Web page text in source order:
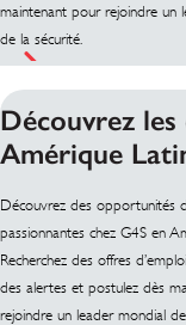
maintenant pour rejoindre un
de la sécurité.
Découvrez les
Amérique
Découvrez des opportunités
passionnantes chez G4S en
Recherchez des offres
des alertes et postulez dès
rejoindre un leader mondial de